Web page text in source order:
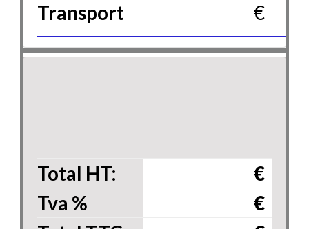
Transport €
Total HT:
€
Tva %
€